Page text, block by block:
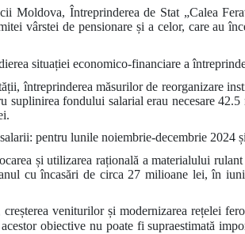
Întreprinderea de Stat „Calea
vârstei de pensionare și a celor, care au
situației economico-financiare a
întreprinderea măsurilor de reorganizare
fondului salarial erau necesare
pentru lunile noiembrie-decembrie 2024
și utilizarea rațională a materialului
cu încasări de circa 27 milioane lei, în
veniturilor și modernizarea rețelei
obiective nu poate fi supraestimată